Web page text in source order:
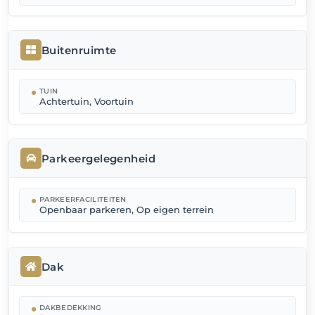
Buitenruimte
TUIN
Achtertuin, Voortuin
Parkeergelegenheid
PARKEERFACILITEITEN
Openbaar parkeren, Op eigen terrein
Dak
DAKBEDEKKING